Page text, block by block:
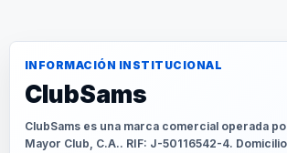
INFORMACIÓN INSTITUCIONAL
ClubSams
ClubSams es una marca comercial operada
Mayor Club, C.A.. RIF: J-50116542-4.